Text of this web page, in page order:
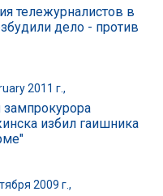
тележурналистов в
дело - против
2011 г.,
избил гаишника
2009 г.,